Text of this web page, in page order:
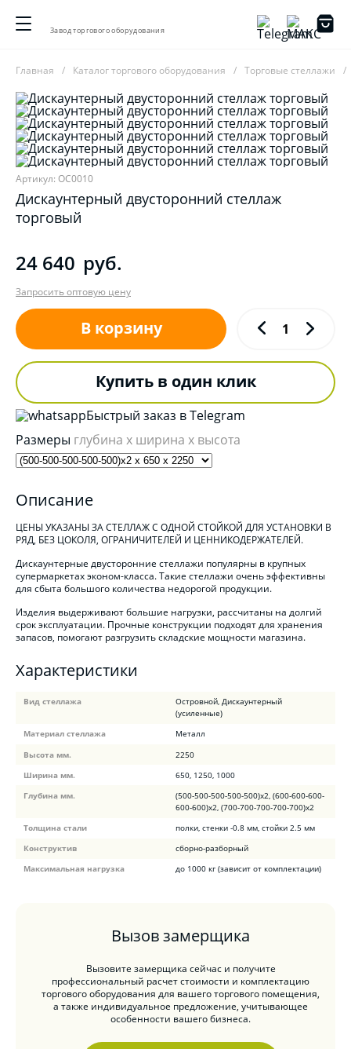
Завод торгового оборудования
Главная Каталог торгового оборудования Торговые стеллажи
Артикул: ОС0010
Дискаунтерный двусторонний стеллаж
торговый
24 640 руб.
Запросить оптовую цену
В корзину
Купить в один клик
Быстрый заказ в Telegram
Размеры глубина x ширина x высота
Описание
ЦЕНЫ УКАЗАНЫ ЗА СТЕЛЛАЖ С ОДНОЙ СТОЙКОЙ ДЛЯ УСТАНОВКИ В
РЯД, БЕЗ ЦОКОЛЯ, ОГРАНИЧИТЕЛЕЙ И ЦЕННИКОДЕРЖАТЕЛЕЙ.
Дискаунтерные двусторонние стеллажи популярны в крупных
супермаркетах эконом-класса. Такие стеллажи очень эффективны
для сбыта большого количества недорогой продукции.
Изделия выдерживают большие нагрузки, рассчитаны на долгий
срок эксплуатации. Прочные конструкции подходят для хранения
запасов, помогают разгрузить складские мощности магазина.
Характеристики
Вид стеллажа
Островной, Дискаунтерный
(усиленные)
Материал стеллажа
Металл
Высота мм.
2250
Ширина мм.
650, 1250, 1000
Глубина мм.
(500-500-500-500-500)x2, (600-600-600-
600-600)х2, (700-700-700-700-700)х2
Толщина стали
полки, стенки -0.8 мм, стойки 2.5 мм
Конструктив
сборно-разборный
Максимальная нагрузка
до 1000 кг (зависит от комплектации)
Вызов замерщика
Вызовите замерщика сейчас и получите
профессиональный расчет стоимости и комплектацию
торгового оборудования для вашего торгового помещения,
а также индивидуальное предложение, учитывающее
особенности вашего бизнеса.